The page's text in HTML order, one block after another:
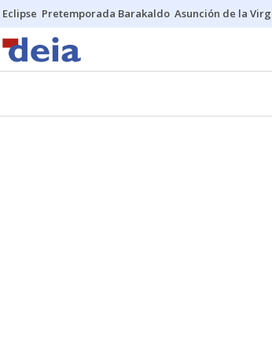
Eclipse Pretemporada Barakaldo Asunción de la